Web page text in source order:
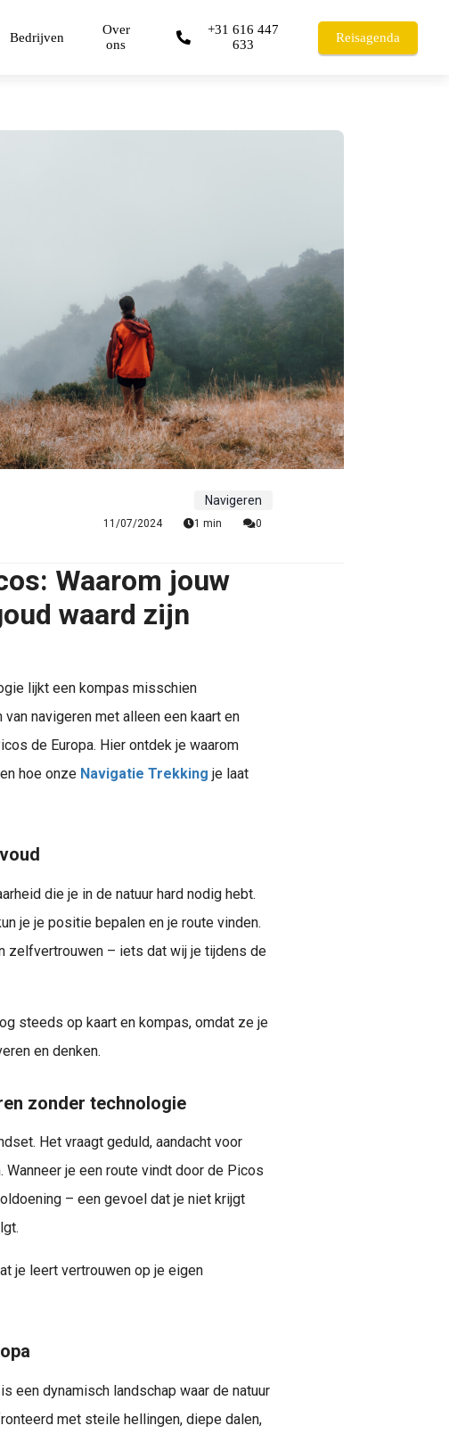
Bedrijven
Over
ons
+31 616 447
633
Reisagenda
Navigeren
11/07/2024 1 min 0
Waarom jouw
waard zijn
lijkt een kompas misschien
navigeren met alleen een kaart en
de Europa. Hier ontdek je waarom
hoe onze Navigatie Trekking je laat
die je in de natuur hard nodig hebt.
je je positie bepalen en je route vinden.
zelfvertrouwen – iets dat wij je tijdens de
steeds op kaart en kompas, omdat ze je
en denken.
zonder technologie
Het vraagt geduld, aandacht voor
je een route vindt door de Picos
– een gevoel dat je niet krijgt
je leert vertrouwen op je eigen
een dynamisch landschap waar de natuur
met steile hellingen, diepe dalen,